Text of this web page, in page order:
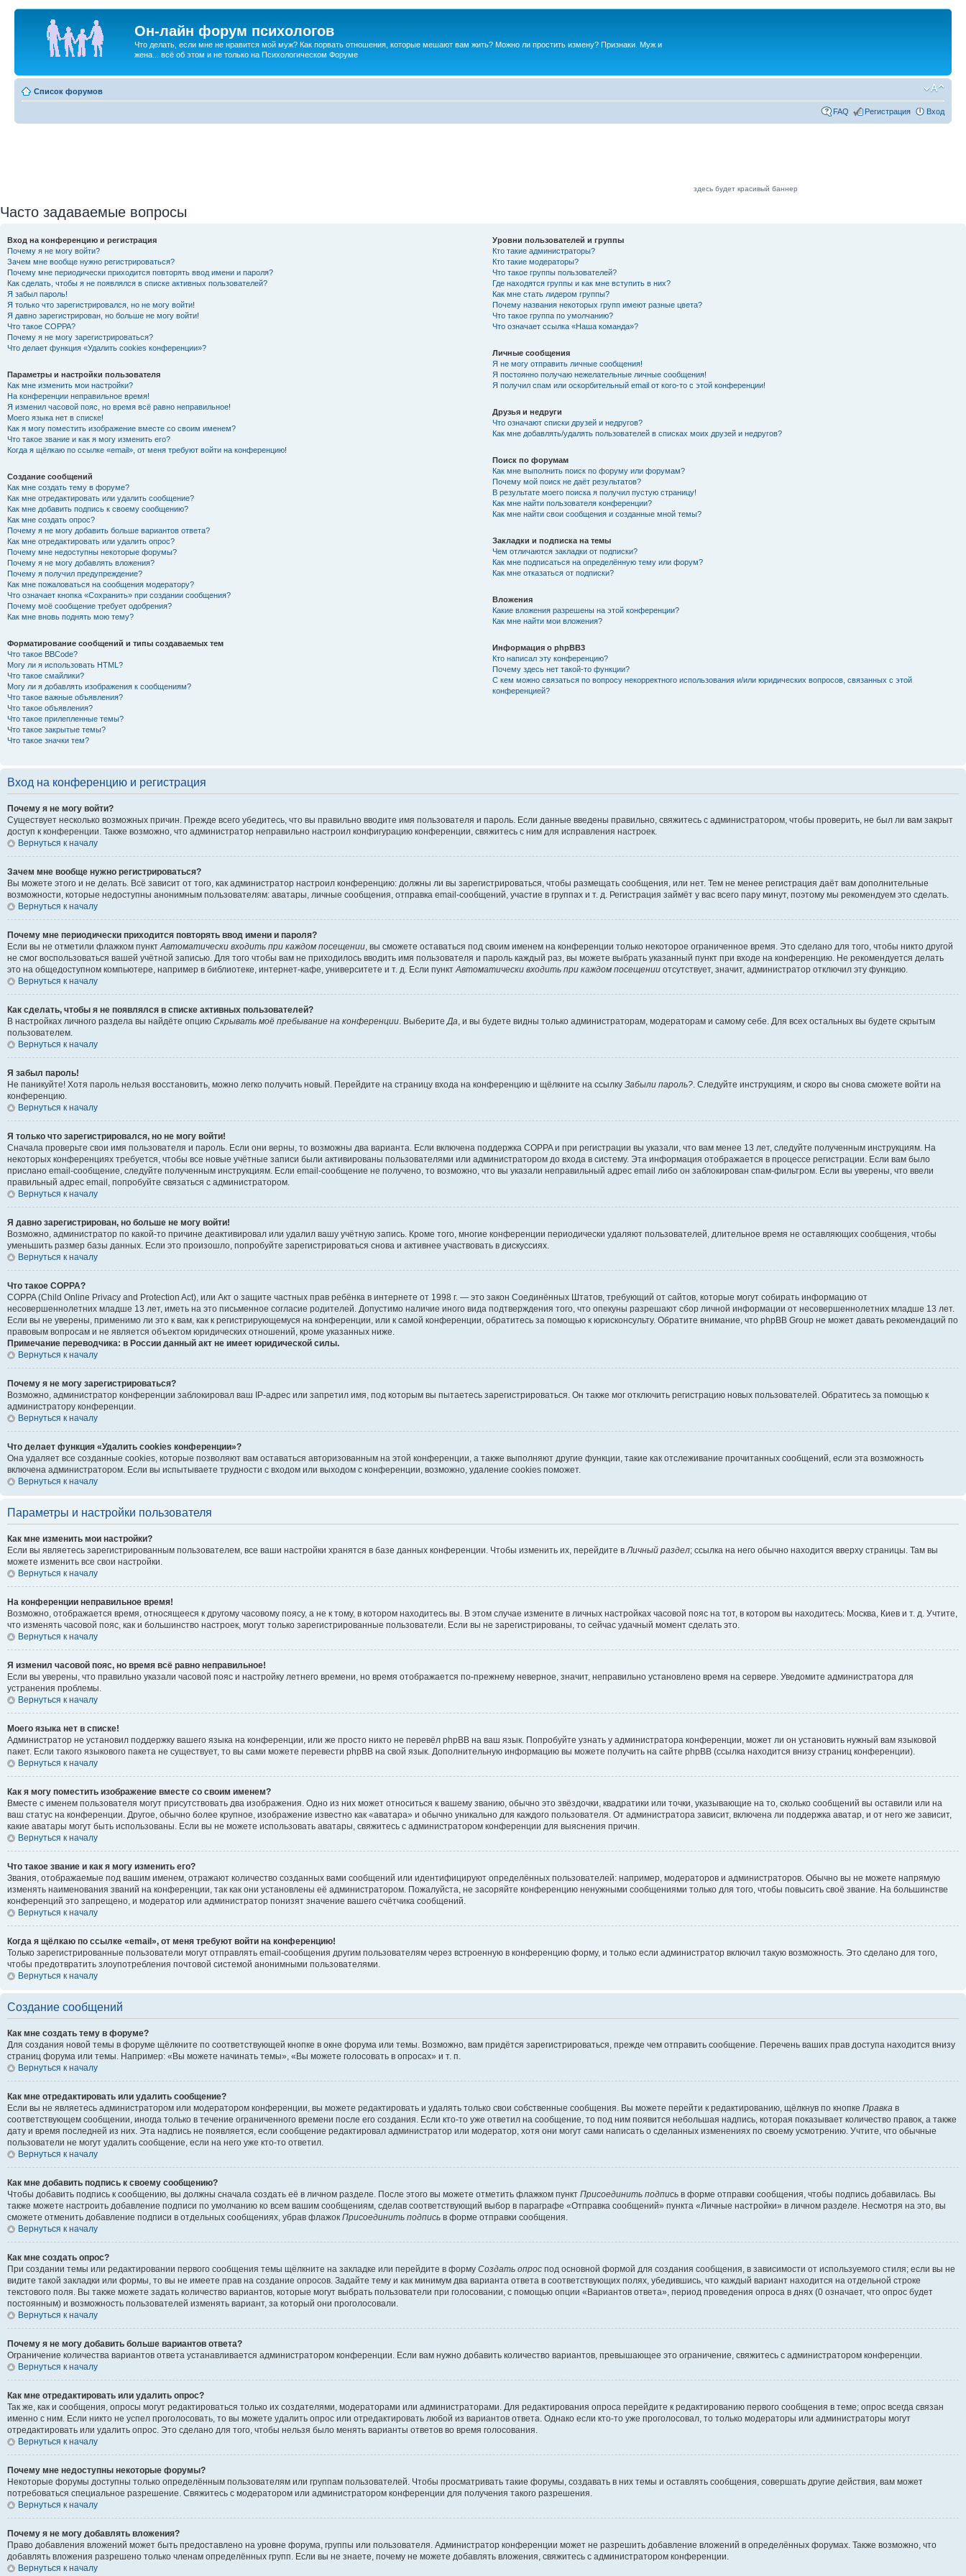
Он-лайн форум психологов
Что делать, если мне не нравится мой муж? Как порвать отношения, которые мешают вам жить? Можно ли простить измену? Признаки. Муж и
жена... всё об этом и не только на Психологическом Форуме
Список форумов
FAQ Регистрация Вход
здесь будет красивый баннер
Часто задаваемые вопросы
Вход на конференцию и регистрация
Почему я не могу войти?
Зачем мне вообще нужно регистрироваться?
Почему мне периодически приходится повторять ввод имени и пароля?
Как сделать, чтобы я не появлялся в списке активных пользователей?
Я забыл пароль!
Я только что зарегистрировался, но не могу войти!
Я давно зарегистрирован, но больше не могу войти!
Что такое COPPA?
Почему я не могу зарегистрироваться?
Что делает функция «Удалить cookies конференции»?
Параметры и настройки пользователя
Как мне изменить мои настройки?
На конференции неправильное время!
Я изменил часовой пояс, но время всё равно неправильное!
Моего языка нет в списке!
Как я могу поместить изображение вместе со своим именем?
Что такое звание и как я могу изменить его?
Когда я щёлкаю по ссылке «email», от меня требуют войти на конференцию!
Создание сообщений
Как мне создать тему в форуме?
Как мне отредактировать или удалить сообщение?
Как мне добавить подпись к своему сообщению?
Как мне создать опрос?
Почему я не могу добавить больше вариантов ответа?
Как мне отредактировать или удалить опрос?
Почему мне недоступны некоторые форумы?
Почему я не могу добавлять вложения?
Почему я получил предупреждение?
Как мне пожаловаться на сообщения модератору?
Что означает кнопка «Сохранить» при создании сообщения?
Почему моё сообщение требует одобрения?
Как мне вновь поднять мою тему?
Форматирование сообщений и типы создаваемых тем
Что такое BBCode?
Могу ли я использовать HTML?
Что такое смайлики?
Могу ли я добавлять изображения к сообщениям?
Что такое важные объявления?
Что такое объявления?
Что такое прилепленные темы?
Что такое закрытые темы?
Что такое значки тем?
Уровни пользователей и группы
Кто такие администраторы?
Кто такие модераторы?
Что такое группы пользователей?
Где находятся группы и как мне вступить в них?
Как мне стать лидером группы?
Почему названия некоторых групп имеют разные цвета?
Что такое группа по умолчанию?
Что означает ссылка «Наша команда»?
Личные сообщения
Я не могу отправить личные сообщения!
Я постоянно получаю нежелательные личные сообщения!
Я получил спам или оскорбительный email от кого-то с этой конференции!
Друзья и недруги
Что означают списки друзей и недругов?
Как мне добавлять/удалять пользователей в списках моих друзей и недругов?
Поиск по форумам
Как мне выполнить поиск по форуму или форумам?
Почему мой поиск не даёт результатов?
В результате моего поиска я получил пустую страницу!
Как мне найти пользователя конференции?
Как мне найти свои сообщения и созданные мной темы?
Закладки и подписка на темы
Чем отличаются закладки от подписки?
Как мне подписаться на определённую тему или форум?
Как мне отказаться от подписки?
Вложения
Какие вложения разрешены на этой конференции?
Как мне найти мои вложения?
Информация о phpBB3
Кто написал эту конференцию?
Почему здесь нет такой-то функции?
С кем можно связаться по вопросу некорректного использования и/или юридических вопросов, связанных с этой
конференцией?
Вход на конференцию и регистрация
Почему я не могу войти?
Существует несколько возможных причин. Прежде всего убедитесь, что вы правильно вводите имя пользователя и пароль. Если данные введены правильно, свяжитесь с администратором, чтобы проверить, не был ли вам закрыт
доступ к конференции. Также возможно, что администратор неправильно настроил конфигурацию конференции, свяжитесь с ним для исправления настроек.
Вернуться к началу
Зачем мне вообще нужно регистрироваться?
Вы можете этого и не делать. Всё зависит от того, как администратор настроил конференцию: должны ли вы зарегистрироваться, чтобы размещать сообщения, или нет. Тем не менее регистрация даёт вам дополнительные
возможности, которые недоступны анонимным пользователям: аватары, личные сообщения, отправка email-сообщений, участие в группах и т. д. Регистрация займёт у вас всего пару минут, поэтому мы рекомендуем это сделать.
Вернуться к началу
Почему мне периодически приходится повторять ввод имени и пароля?
Если вы не отметили флажком пункт Автоматически входить при каждом посещении , вы сможете оставаться под своим именем на конференции только некоторое ограниченное время. Это сделано для того, чтобы никто другой
не смог воспользоваться вашей учётной записью. Для того чтобы вам не приходилось вводить имя пользователя и пароль каждый раз, вы можете выбрать указанный пункт при входе на конференцию. Не рекомендуется делать
это на общедоступном компьютере, например в библиотеке, интернет-кафе, университете и т. д. Если пункт Автоматически входить при каждом посещении отсутствует, значит, администратор отключил эту функцию.
Вернуться к началу
Как сделать, чтобы я не появлялся в списке активных пользователей?
В настройках личного раздела вы найдёте опцию Скрывать моё пребывание на конференции . Выберите Да , и вы будете видны только администраторам, модераторам и самому себе. Для всех остальных вы будете скрытым
пользователем.
Вернуться к началу
Я забыл пароль!
Не паникуйте! Хотя пароль нельзя восстановить, можно легко получить новый. Перейдите на страницу входа на конференцию и щёлкните на ссылку Забыли пароль? . Следуйте инструкциям, и скоро вы снова сможете войти на
конференцию.
Вернуться к началу
Я только что зарегистрировался, но не могу войти!
Сначала проверьте свои имя пользователя и пароль. Если они верны, то возможны два варианта. Если включена поддержка COPPA и при регистрации вы указали, что вам менее 13 лет, следуйте полученным инструкциям. На
некоторых конференциях требуется, чтобы все новые учётные записи были активированы пользователями или администратором до входа в систему. Эта информация отображается в процессе регистрации. Если вам было
прислано email-сообщение, следуйте полученным инструкциям. Если email-сообщение не получено, то возможно, что вы указали неправильный адрес email либо он заблокирован спам-фильтром. Если вы уверены, что ввели
правильный адрес email, попробуйте связаться с администратором.
Вернуться к началу
Я давно зарегистрирован, но больше не могу войти!
Возможно, администратор по какой-то причине деактивировал или удалил вашу учётную запись. Кроме того, многие конференции периодически удаляют пользователей, длительное время не оставляющих сообщения, чтобы
уменьшить размер базы данных. Если это произошло, попробуйте зарегистрироваться снова и активнее участвовать в дискуссиях.
Вернуться к началу
Что такое COPPA?
COPPA (Child Online Privacy and Protection Act), или Акт о защите частных прав ребёнка в интернете от 1998 г. — это закон Соединённых Штатов, требующий от сайтов, которые могут собирать информацию от
несовершеннолетних младше 13 лет, иметь на это письменное согласие родителей. Допустимо наличие иного вида подтверждения того, что опекуны разрешают сбор личной информации от несовершеннолетних младше 13 лет.
Если вы не уверены, применимо ли это к вам, как к регистрирующемуся на конференции, или к самой конференции, обратитесь за помощью к юрисконсульту. Обратите внимание, что phpBB Group не может давать рекомендаций по
правовым вопросам и не является объектом юридических отношений, кроме указанных ниже.
Примечание переводчика: в России данный акт не имеет юридической силы.
Вернуться к началу
Почему я не могу зарегистрироваться?
Возможно, администратор конференции заблокировал ваш IP-адрес или запретил имя, под которым вы пытаетесь зарегистрироваться. Он также мог отключить регистрацию новых пользователей. Обратитесь за помощью к
администратору конференции.
Вернуться к началу
Что делает функция «Удалить cookies конференции»?
Она удаляет все созданные cookies, которые позволяют вам оставаться авторизованным на этой конференции, а также выполняют другие функции, такие как отслеживание прочитанных сообщений, если эта возможность
включена администратором. Если вы испытываете трудности с входом или выходом с конференции, возможно, удаление cookies поможет.
Вернуться к началу
Параметры и настройки пользователя
Как мне изменить мои настройки?
Если вы являетесь зарегистрированным пользователем, все ваши настройки хранятся в базе данных конференции. Чтобы изменить их, перейдите в Личный раздел; ссылка на него обычно находится вверху страницы. Там вы
можете изменить все свои настройки.
Вернуться к началу
На конференции неправильное время!
Возможно, отображается время, относящееся к другому часовому поясу, а не к тому, в котором находитесь вы. В этом случае измените в личных настройках часовой пояс на тот, в котором вы находитесь: Москва, Киев и т. д. Учтите,
что изменять часовой пояс, как и большинство настроек, могут только зарегистрированные пользователи. Если вы не зарегистрированы, то сейчас удачный момент сделать это.
Вернуться к началу
Я изменил часовой пояс, но время всё равно неправильное!
Если вы уверены, что правильно указали часовой пояс и настройку летнего времени, но время отображается по-прежнему неверное, значит, неправильно установлено время на сервере. Уведомите администратора для
устранения проблемы.
Вернуться к началу
Моего языка нет в списке!
Администратор не установил поддержку вашего языка на конференции, или же просто никто не перевёл phpBB на ваш язык. Попробуйте узнать у администратора конференции, может ли он установить нужный вам языковой
пакет. Если такого языкового пакета не существует, то вы сами можете перевести phpBB на свой язык. Дополнительную информацию вы можете получить на сайте phpBB (ссылка находится внизу страниц конференции).
Вернуться к началу
Как я могу поместить изображение вместе со своим именем?
Вместе с именем пользователя могут присутствовать два изображения. Одно из них может относиться к вашему званию, обычно это звёздочки, квадратики или точки, указывающие на то, сколько сообщений вы оставили или на
ваш статус на конференции. Другое, обычно более крупное, изображение известно как «аватара» и обычно уникально для каждого пользователя. От администратора зависит, включена ли поддержка аватар, и от него же зависит,
какие аватары могут быть использованы. Если вы не можете использовать аватары, свяжитесь с администратором конференции для выяснения причин.
Вернуться к началу
Что такое звание и как я могу изменить его?
Звания, отображаемые под вашим именем, отражают количество созданных вами сообщений или идентифицируют определённых пользователей: например, модераторов и администраторов. Обычно вы не можете напрямую
изменять наименования званий на конференции, так как они установлены её администратором. Пожалуйста, не засоряйте конференцию ненужными сообщениями только для того, чтобы повысить своё звание. На большинстве
конференций это запрещено, и модератор или администратор понизят значение вашего счётчика сообщений.
Вернуться к началу
Когда я щёлкаю по ссылке «email», от меня требуют войти на конференцию!
Только зарегистрированные пользователи могут отправлять email-сообщения другим пользователям через встроенную в конференцию форму, и только если администратор включил такую возможность. Это сделано для того,
чтобы предотвратить злоупотребления почтовой системой анонимными пользователями.
Вернуться к началу
Создание сообщений
Как мне создать тему в форуме?
Для создания новой темы в форуме щёлкните по соответствующей кнопке в окне форума или темы. Возможно, вам придётся зарегистрироваться, прежде чем отправить сообщение. Перечень ваших прав доступа находится внизу
страниц форума или темы. Например: «Вы можете начинать темы», «Вы можете голосовать в опросах» и т. п.
Вернуться к началу
Как мне отредактировать или удалить сообщение?
Если вы не являетесь администратором или модератором конференции, вы можете редактировать и удалять только свои собственные сообщения. Вы можете перейти к редактированию, щёлкнув по кнопке Правка в
соответствующем сообщении, иногда только в течение ограниченного времени после его создания. Если кто-то уже ответил на сообщение, то под ним появится небольшая надпись, которая показывает количество правок, а также
дату и время последней из них. Эта надпись не появляется, если сообщение редактировал администратор или модератор, хотя они могут сами написать о сделанных изменениях по своему усмотрению. Учтите, что обычные
пользователи не могут удалить сообщение, если на него уже кто-то ответил.
Вернуться к началу
Как мне добавить подпись к своему сообщению?
Чтобы добавить подпись к сообщению, вы должны сначала создать её в личном разделе. После этого вы можете отметить флажком пункт Присоединить подпись в форме отправки сообщения, чтобы подпись добавилась. Вы
также можете настроить добавление подписи по умолчанию ко всем вашим сообщениям, сделав соответствующий выбор в параграфе «Отправка сообщений» пункта «Личные настройки» в личном разделе. Несмотря на это, вы
сможете отменить добавление подписи в отдельных сообщениях, убрав флажок Присоединить подпись в форме отправки сообщения.
Вернуться к началу
Как мне создать опрос?
При создании темы или редактировании первого сообщения темы щёлкните на закладке или перейдите в форму Создать опрос под основной формой для создания сообщения, в зависимости от используемого стиля; если вы не
видите такой закладки или формы, то вы не имеете прав на создание опросов. Задайте тему и как минимум два варианта ответа в соответствующих полях, убедившись, что каждый вариант находится на отдельной строке
текстового поля. Вы также можете задать количество вариантов, которые могут выбрать пользователи при голосовании, с помощью опции «Вариантов ответа», период проведения опроса в днях (0 означает, что опрос будет
постоянным) и возможность пользователей изменять вариант, за который они проголосовали.
Вернуться к началу
Почему я не могу добавить больше вариантов ответа?
Ограничение количества вариантов ответа устанавливается администратором конференции. Если вам нужно добавить количество вариантов, превышающее это ограничение, свяжитесь с администратором конференции.
Вернуться к началу
Как мне отредактировать или удалить опрос?
Так же, как и сообщения, опросы могут редактироваться только их создателями, модераторами или администраторами. Для редактирования опроса перейдите к редактированию первого сообщения в теме; опрос всегда связан
именно с ним. Если никто не успел проголосовать, то вы можете удалить опрос или отредактировать любой из вариантов ответа. Однако если кто-то уже проголосовал, то только модераторы или администраторы могут
отредактировать или удалить опрос. Это сделано для того, чтобы нельзя было менять варианты ответов во время голосования.
Вернуться к началу
Почему мне недоступны некоторые форумы?
Некоторые форумы доступны только определённым пользователям или группам пользователей. Чтобы просматривать такие форумы, создавать в них темы и оставлять сообщения, совершать другие действия, вам может
потребоваться специальное разрешение. Свяжитесь с модератором или администратором конференции для получения такого разрешения.
Вернуться к началу
Почему я не могу добавлять вложения?
Право добавления вложений может быть предоставлено на уровне форума, группы или пользователя. Администратор конференции может не разрешить добавление вложений в определённых форумах. Также возможно, что
добавлять вложения разрешено только членам определённых групп. Если вы не знаете, почему не можете добавлять вложения, свяжитесь с администратором конференции.
Вернуться к началу